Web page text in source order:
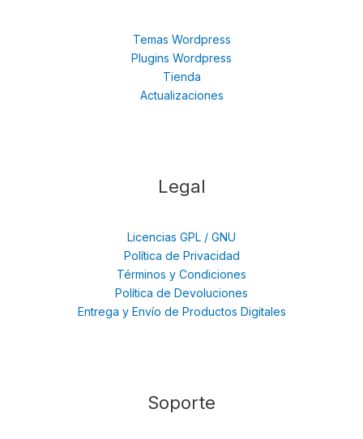
Temas Wordpress
Plugins Wordpress
Tienda
Actualizaciones
Legal
Licencias GPL / GNU
Política de Privacidad
Términos y Condiciones
Política de Devoluciones
Entrega y Envío de Productos Digitales
Soporte